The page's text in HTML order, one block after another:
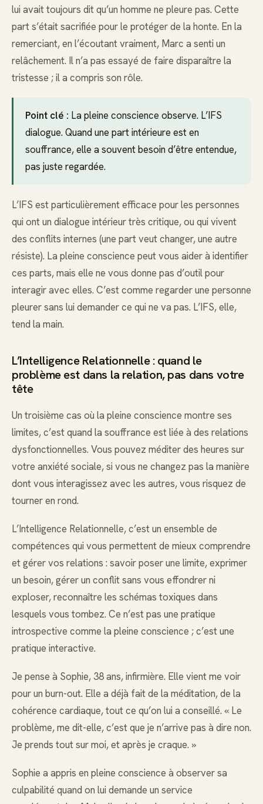
lui avait toujours dit qu’un homme ne pleure pas. Cette
part s’était sacrifiée pour le protéger de la honte. En la
remerciant, en l’écoutant vraiment, Marc a senti un
relâchement. Il n’a pas essayé de faire disparaître la
tristesse ; il a compris son rôle.
Point clé : La pleine conscience observe. L’IFS
dialogue. Quand une part intérieure est en
souffrance, elle a souvent besoin d’être entendue,
pas juste regardée.
L’IFS est particulièrement efficace pour les personnes
qui ont un dialogue intérieur très critique, ou qui vivent
des conflits internes (une part veut changer, une autre
résiste). La pleine conscience peut vous aider à identifier
ces parts, mais elle ne vous donne pas d’outil pour
interagir avec elles. C’est comme regarder une personne
pleurer sans lui demander ce qui ne va pas. L’IFS, elle,
tend la main.
L’Intelligence Relationnelle : quand le
problème est dans la relation, pas dans votre
tête
Un troisième cas où la pleine conscience montre ses
limites, c’est quand la souffrance est liée à des relations
dysfonctionnelles. Vous pouvez méditer des heures sur
votre anxiété sociale, si vous ne changez pas la manière
dont vous interagissez avec les autres, vous risquez de
tourner en rond.
L’Intelligence Relationnelle, c’est un ensemble de
compétences qui vous permettent de mieux comprendre
et gérer vos relations : savoir poser une limite, exprimer
un besoin, gérer un conflit sans vous effondrer ni
exploser, reconnaître les schémas toxiques dans
lesquels vous tombez. Ce n’est pas une pratique
introspective comme la pleine conscience ; c’est une
pratique interactive.
Je pense à Sophie, 38 ans, infirmière. Elle vient me voir
pour un burn-out. Elle a déjà fait de la méditation, de la
cohérence cardiaque, tout ce qu’on lui a conseillé. « Le
problème, me dit-elle, c’est que je n’arrive pas à dire non.
Je prends tout sur moi, et après je craque. »
Sophie a appris en pleine conscience à observer sa
culpabilité quand on lui demande un service